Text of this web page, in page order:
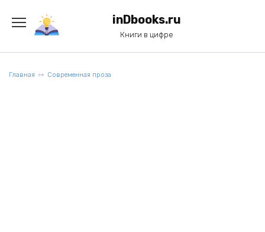
содержанию
inDbooks.ru
Книги в цифре
Главная Современная проза